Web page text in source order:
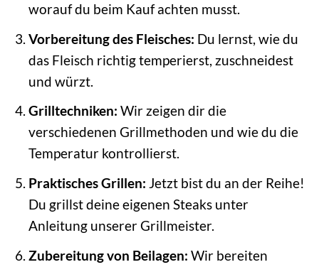
worauf du beim Kauf achten musst.
Vorbereitung des Fleisches: Du lernst, wie du
das Fleisch richtig temperierst, zuschneidest
und würzt.
Grilltechniken: Wir zeigen dir die
verschiedenen Grillmethoden und wie du die
Temperatur kontrollierst.
Praktisches Grillen: Jetzt bist du an der Reihe!
Du grillst deine eigenen Steaks unter
Anleitung unserer Grillmeister.
Zubereitung von Beilagen: Wir bereiten